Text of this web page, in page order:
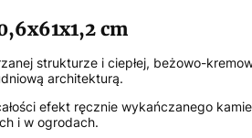
cm
strukturze i ciepłej, beżowo-
architekturą.
efekt ręcznie wykańczanego
i w ogrodach.